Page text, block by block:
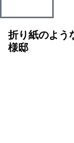
折り紙のよ
様邸